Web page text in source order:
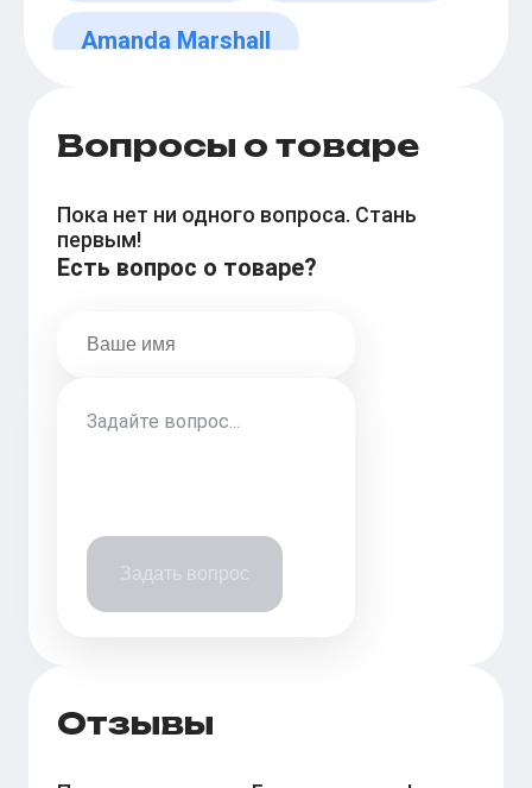
Amanda Marshall
Вопросы о товаре
Пока нет ни одного вопроса. Стань
первым!
Есть вопрос о товаре?
Задать вопрос
Отзывы